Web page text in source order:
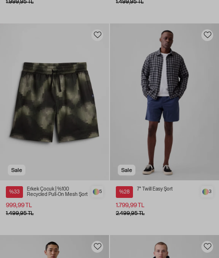
1.999,95 TL 1.499,95 TL
Sale
%33
Erkek Çocuk | %100
Recycled Pull-On Mesh Şort
999,99 TL
5
1.499,95 TL
Sale
%28
7" Twill Easy Şort
1.799,99 TL
3
2.499,95 TL